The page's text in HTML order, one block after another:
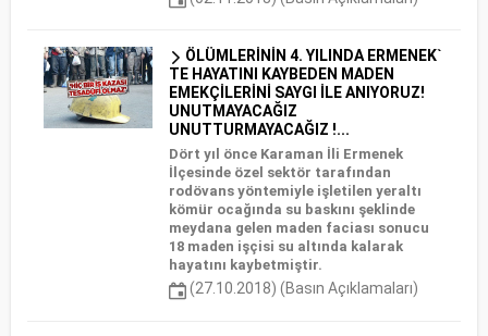
ÖLÜMLERİNİN 4. YILINDA ERMENEK`
TE HAYATINI KAYBEDEN MADEN
EMEKÇİLERİNİ SAYGI İLE ANIYORUZ!
UNUTMAYACAĞIZ
UNUTTURMAYACAĞIZ !...
Dört yıl önce Karaman İli Ermenek
İlçesinde özel sektör tarafından
rodövans yöntemiyle işletilen yeraltı
kömür ocağında su baskını şeklinde
meydana gelen maden faciası sonucu
18 maden işçisi su altında kalarak
hayatını kaybetmiştir.
(27.10.2018) (Basın Açıklamaları)